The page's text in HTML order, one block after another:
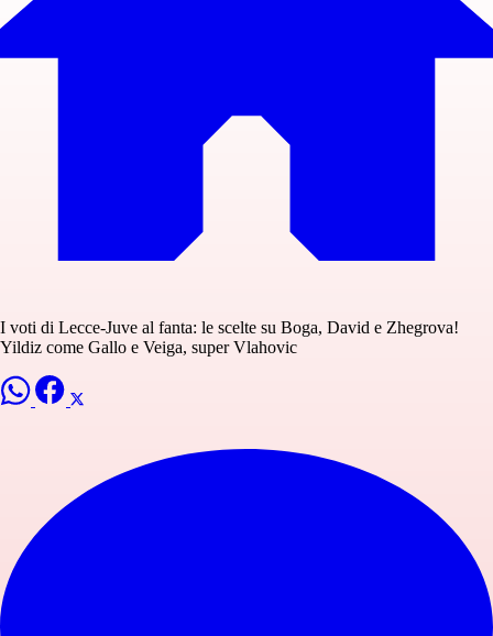
I voti di Lecce-Juve al fanta: le scelte su Boga, David e Zhegrova!
Yildiz come Gallo e Veiga, super Vlahovic